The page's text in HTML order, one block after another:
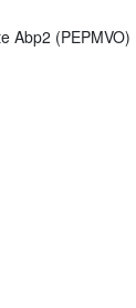
Abp2 (PEPMVO)